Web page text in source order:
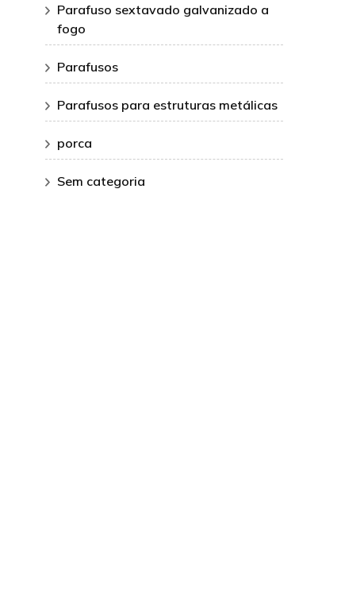
Parafuso sextavado galvanizado a
fogo
Parafusos
Parafusos para estruturas metálicas
porca
Sem categoria